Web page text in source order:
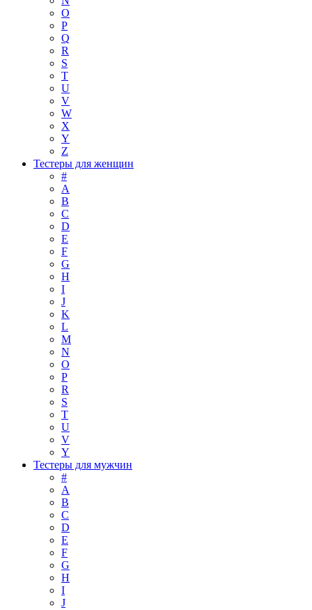
O
P
Q
R
S
T
U
V
W
X
Y
Z
Тестеры для женщин
#
A
B
C
D
E
F
G
H
I
J
K
L
M
N
O
P
R
S
T
U
V
Y
Тестеры для мужчин
#
A
B
C
D
E
F
G
H
I
J